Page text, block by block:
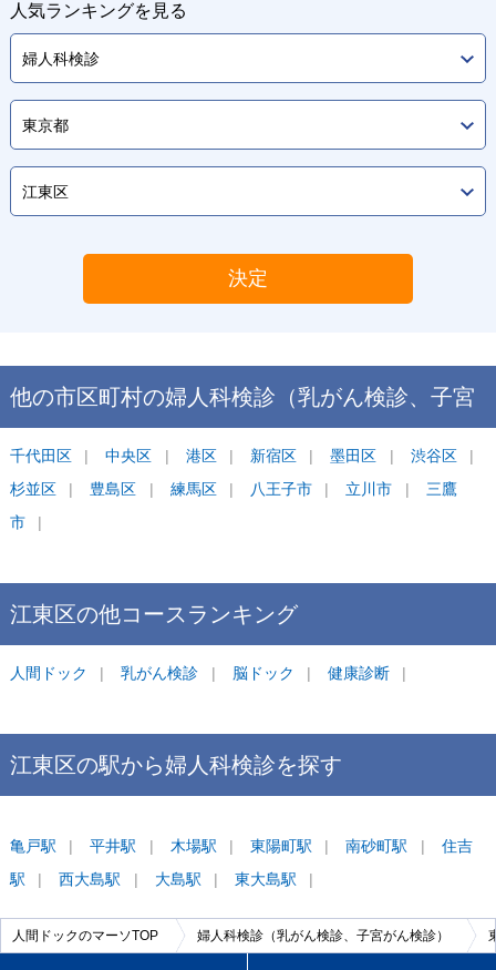
人気ランキングを見る
決定
他の市区町村の婦人科検診（乳がん検診、子宮
がん検診）ランキング
千代田区 中央区 港区 新宿区 墨田区
渋谷区
杉並区
豊島区 練馬区 八王子市 立川市
三鷹
市
江東区の他コースランキング
人間ドック 乳がん検診 脳ドック 健康診断
江東区の駅から婦人科検診を探す
亀戸駅 平井駅 木場駅 東陽町駅 南砂町駅
住吉
駅
西大島駅 大島駅 東大島駅
人間ドックのマーソTOP 婦人科検診（乳がん検診、子宮がん検診）